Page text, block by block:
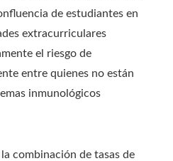
de estudiantes en
extracurriculares
el riesgo de
entre quienes no están
inmunológicos
combinación de tasas de